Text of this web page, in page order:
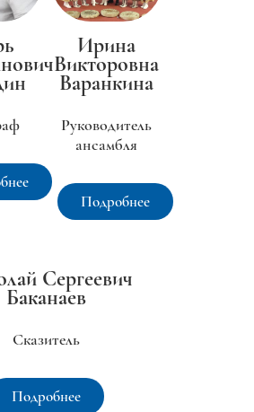
Ирина
Викторовна
Варанкина
Руководитель
ансамбля
Подробнее
Сергеевич
Баканаев
Сказитель
Подробнее